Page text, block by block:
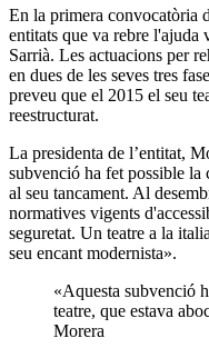
En la primera convocatòria
entitats que va rebre l'ajuda
Sarrià. Les actuacions per
en dues de les seves tres
preveu que el 2015 el seu
reestructurat.
La presidenta de l’entitat,
subvenció ha fet possible la
al seu tancament. Al
normatives vigents
seguretat. Un teatre a la
seu encant modernista».
«Aquesta subvenció
teatre, que estava
Morera